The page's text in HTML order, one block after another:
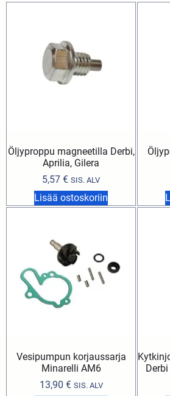
Öljyproppu magneetilla Derbi,
Aprilia, Gilera
5,57 € SIS. ALV
Lisää ostoskoriin
Vesipumpun korjaussarja
Minarelli AM6
13,90 € SIS. ALV